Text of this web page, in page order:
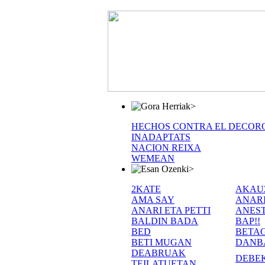
>
HECHOS CONTRA EL
INADAPTATS
NACION REIXA
WEMEAN
>
2KATE
AMA SAY
ANARI ETA PETTI
BALDIN BADA
BAP!!
BED
BETI MUGAN
DEABRUAK